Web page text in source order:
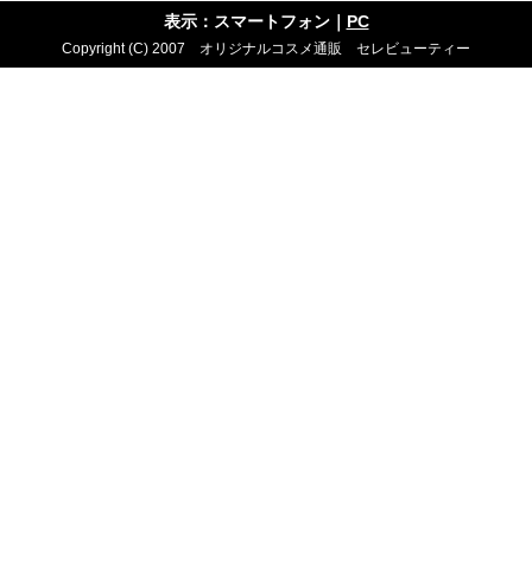
表示：スマートフォン｜ PC
Copyright (C) 2007 オリジナルコスメ通販 セレビューティー